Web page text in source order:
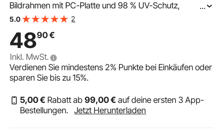
Bildrahmen mit PC-Platte und 98 % UV-Schutz,
Objektrahmen mit Aufhänger, Trikotvitrine für Baseball-,
...
5.0 2
4890€
Inkl. MwSt.
Verdienen Sie mindestens2% Punkte bei Einkäufen oder
sparen Sie bis zu15%.
5,00€ Rabatt ab99,00€ auf deine ersten 3 App-
Bestellungen.
Jetzt Herunterladen